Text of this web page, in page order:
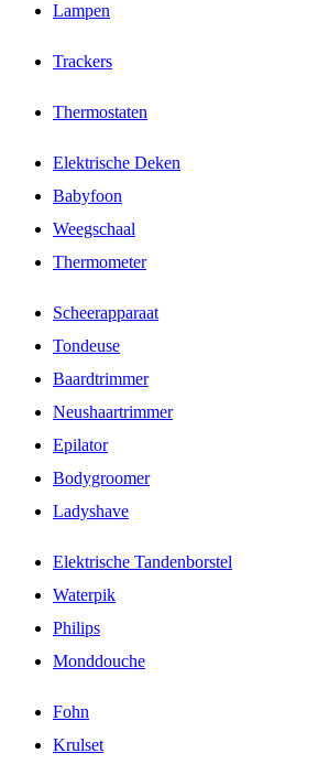
Lampen
Trackers
Thermostaten
Elektrische Deken
Babyfoon
Weegschaal
Thermometer
Scheerapparaat
Tondeuse
Baardtrimmer
Neushaartrimmer
Epilator
Bodygroomer
Ladyshave
Elektrische Tandenborstel
Waterpik
Philips
Monddouche
Fohn
Krulset